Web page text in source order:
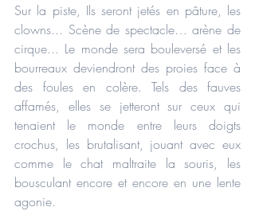
Sur la piste, Ils seront jetés en pâture, les
clowns... Scène de spectacle… arène de
cirque... Le monde sera bouleversé et les
bourreaux deviendront des proies face à
des foules en colère. Tels des fauves
affamés, elles se jetteront sur ceux qui
tenaient le monde entre leurs doigts
crochus, les brutalisant, jouant avec eux
comme le chat maltraite la souris, les
bousculant encore et encore en une lente
agonie.